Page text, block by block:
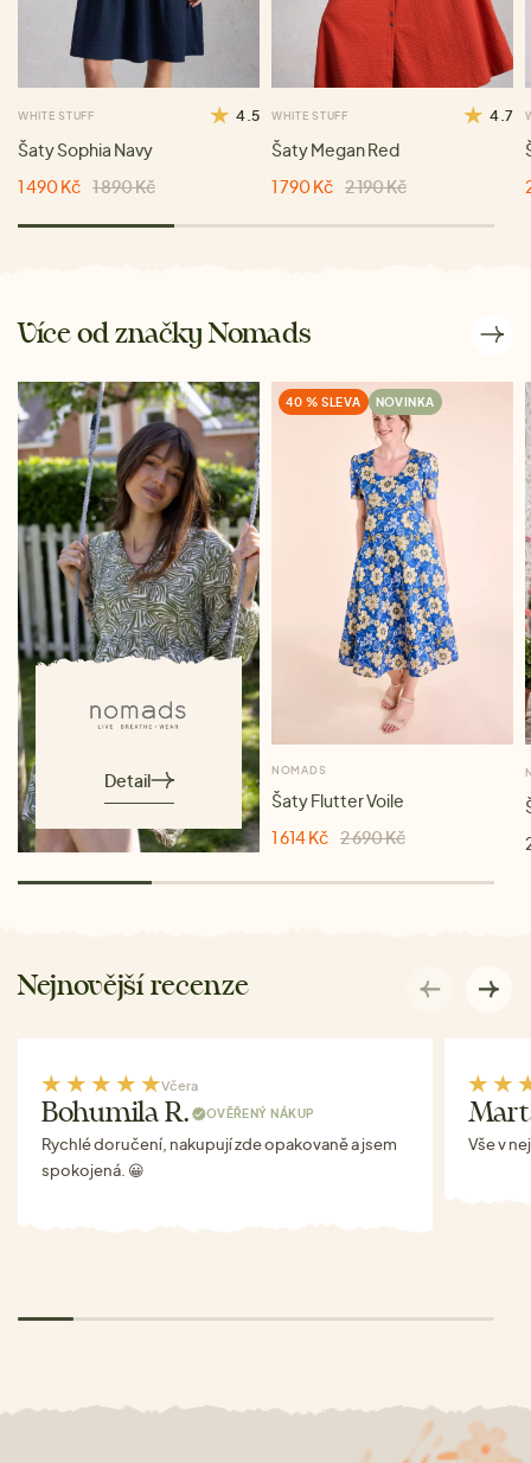
WHITE STUFF 4.5
Šaty Sophia Navy
1 490 Kč 1 890 Kč
WHITE STUFF 4.7
Šaty Megan Red
1 790 Kč 2 190 Kč
Více od značky Nomads
Detail
40 % SLEVA NOVINKA
NOMADS
Šaty Flutter Voile
1 614 Kč 2 690 Kč
Nejnovější recenze
Včera
Bohumila R. OVĚŘENÝ NÁKUP
Rychlé doručení, nakupují zde opakovaně a jsem
spokojená. 😀
Vše v